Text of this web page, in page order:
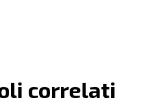
correlati